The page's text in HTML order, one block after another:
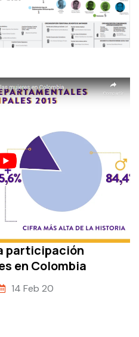
participación
en Colombia
14 Feb 20